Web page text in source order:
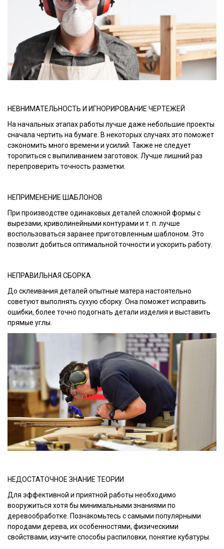
НЕВНИМАТЕЛЬНОСТЬ И ИГНОРИРОВАНИЕ ЧЕРТЕЖЕЙ
На начальных этапах работы лучше даже небольшие проекты
сначала чертить на бумаге. В некоторых случаях это поможет
сэкономить много времени и усилий. Также не следует
торопиться с выпиливанием заготовок. Лучше лишний раз
перепроверить точность разметки.
НЕПРИМЕНЕНИЕ ШАБЛОНОВ
При производстве одинаковых деталей сложной формы с
вырезами, криволинейными контурами и т. п. лучше
воспользоваться заранее приготовленным шаблоном. Это
позволит добиться оптимальной точности и ускорить работу.
НЕПРАВИЛЬНАЯ СБОРКА
До склеивания деталей опытные матера настоятельно
советуют выполнять сухую сборку. Она поможет исправить
ошибки, более точно подогнать детали изделия и выставить
прямые углы.
НЕДОСТАТОЧНОЕ ЗНАНИЕ ТЕОРИИ
Для эффективной и приятной работы необходимо
вооружиться хотя бы минимальными знаниями по
деревообработке. Познакомьтесь с самыми популярными
породами дерева, их особенностями, физическими
свойствами, изучите способы распиловки, понятие кубатуры.